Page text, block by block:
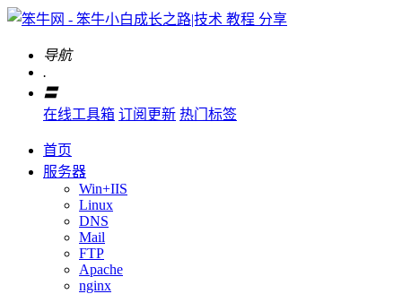
导航
.
〓
在线工具箱 订阅更新 热门标签
首页
服务器
Win+IIS
Linux
DNS
Mail
FTP
Apache
nginx